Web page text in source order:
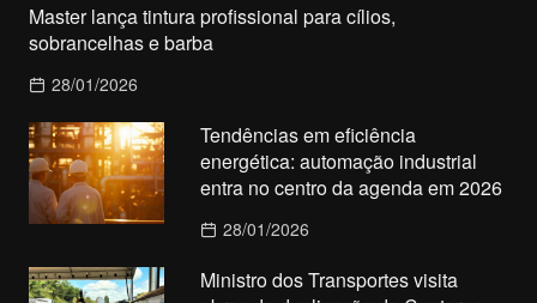
Master lança tintura profissional para cílios,
sobrancelhas e barba
28/01/2026
Tendências em eficiência
energética: automação industrial
entra no centro da agenda em 2026
28/01/2026
Ministro dos Transportes visita